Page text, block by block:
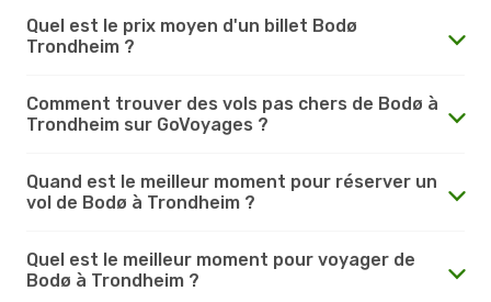
Quel est le prix moyen d'un billet Bodø
Trondheim ?
Comment trouver des vols pas chers de Bodø à
Trondheim sur GoVoyages ?
Quand est le meilleur moment pour réserver un
vol de Bodø à Trondheim ?
Quel est le meilleur moment pour voyager de
Bodø à Trondheim ?